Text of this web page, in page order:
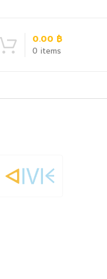
0 items
0.00 ฿